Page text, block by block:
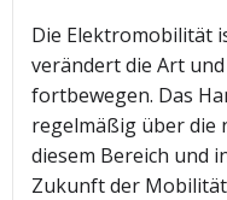
Die Elektromobilität
verändert die Art
fortbewegen. Das
regelmäßig über die
diesem Bereich und
Zukunft der